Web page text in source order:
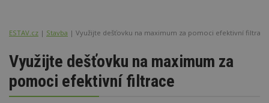
ESTAV.cz Stavba Využijte dešťovku na maximum za pomoci efektivní filtrace
Využijte dešťovku na maximum za
pomoci efektivní filtrace